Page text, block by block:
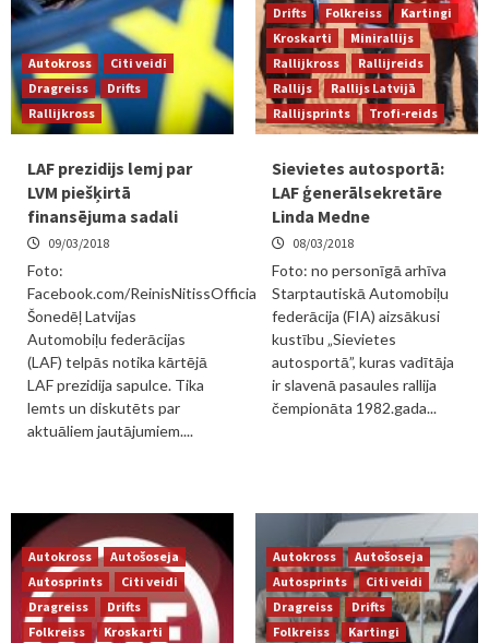
Autokross
Citi veidi
Dragreiss
Drifts
Rallijkross
LAF prezidijs lemj par
LVM piešķirtā
finansējuma sadali
09/03/2018
Foto:
Facebook.com/ReinisNitissOfficial
Šonedēļ Latvijas
Automobiļu federācijas
(LAF) telpās notika kārtējā
LAF prezidija sapulce. Tika
lemts un diskutēts par
aktuāliem jautājumiem....
Drifts
Folkreiss
Kartingi
Kroskarti
Minirallijs
Rallijkross
Rallijreids
Rallijs
Rallijs Latvijā
Rallijsprints
Trofi-reids
Sievietes autosportā:
LAF ģenerālsekretāre
Linda Medne
08/03/2018
Foto: no personīgā arhīva
Starptautiskā Automobiļu
federācija (FIA) aizsākusi
kustību „Sievietes
autosportā”, kuras vadītāja
ir slavenā pasaules rallija
čempionāta 1982.gada...
Autokross
Autošoseja
Autosprints
Citi veidi
Dragreiss
Drifts
Folkreiss
Kroskarti
Autokross
Autošoseja
Autosprints
Citi veidi
Dragreiss
Drifts
Folkreiss
Kartingi